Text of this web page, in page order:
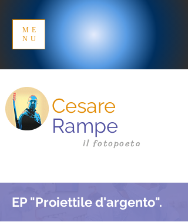
ME
NU
Cesare
Rampe
il fotopoeta
EP "Proiettile d'argento".